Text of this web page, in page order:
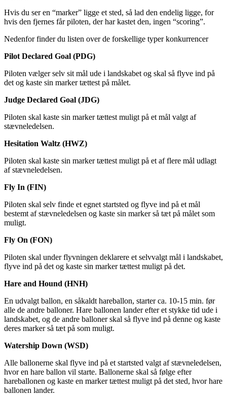
Hvis du ser en “marker” ligge et sted, så lad den endelig ligge, for
hvis den fjernes får piloten, der har kastet den, ingen “scoring”.
Nedenfor finder du listen over de forskellige typer konkurrencer
Pilot Declared Goal (PDG)
Piloten vælger selv sit mål ude i landskabet og skal så flyve ind på
det og kaste sin marker tættest på målet.
Judge Declared Goal (JDG)
Piloten skal kaste sin marker tættest muligt på et mål valgt af
stævneledelsen.
Hesitation Waltz (HWZ)
Piloten skal kaste sin marker tættest muligt på et af flere mål udlagt
af stævneledelsen.
Fly In (FIN)
Piloten skal selv finde et egnet startsted og flyve ind på et mål
bestemt af stævneledelsen og kaste sin marker så tæt på målet som
muligt.
Fly On (FON)
Piloten skal under flyvningen deklarere et selvvalgt mål i landskabet,
flyve ind på det og kaste sin marker tættest muligt på det.
Hare and Hound (HNH)
En udvalgt ballon, en såkaldt hareballon, starter ca. 10-15 min. før
alle de andre balloner. Hare ballonen lander efter et stykke tid ude i
landskabet, og de andre balloner skal så flyve ind på denne og kaste
deres marker så tæt på som muligt.
Watership Down (WSD)
Alle ballonerne skal flyve ind på et startsted valgt af stævneledelsen,
hvor en hare ballon vil starte. Ballonerne skal så følge efter
hareballonen og kaste en marker tættest muligt på det sted, hvor hare
ballonen lander.